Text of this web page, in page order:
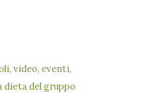
video, eventi,
del gruppo